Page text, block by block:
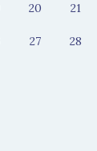
20 21
27 28